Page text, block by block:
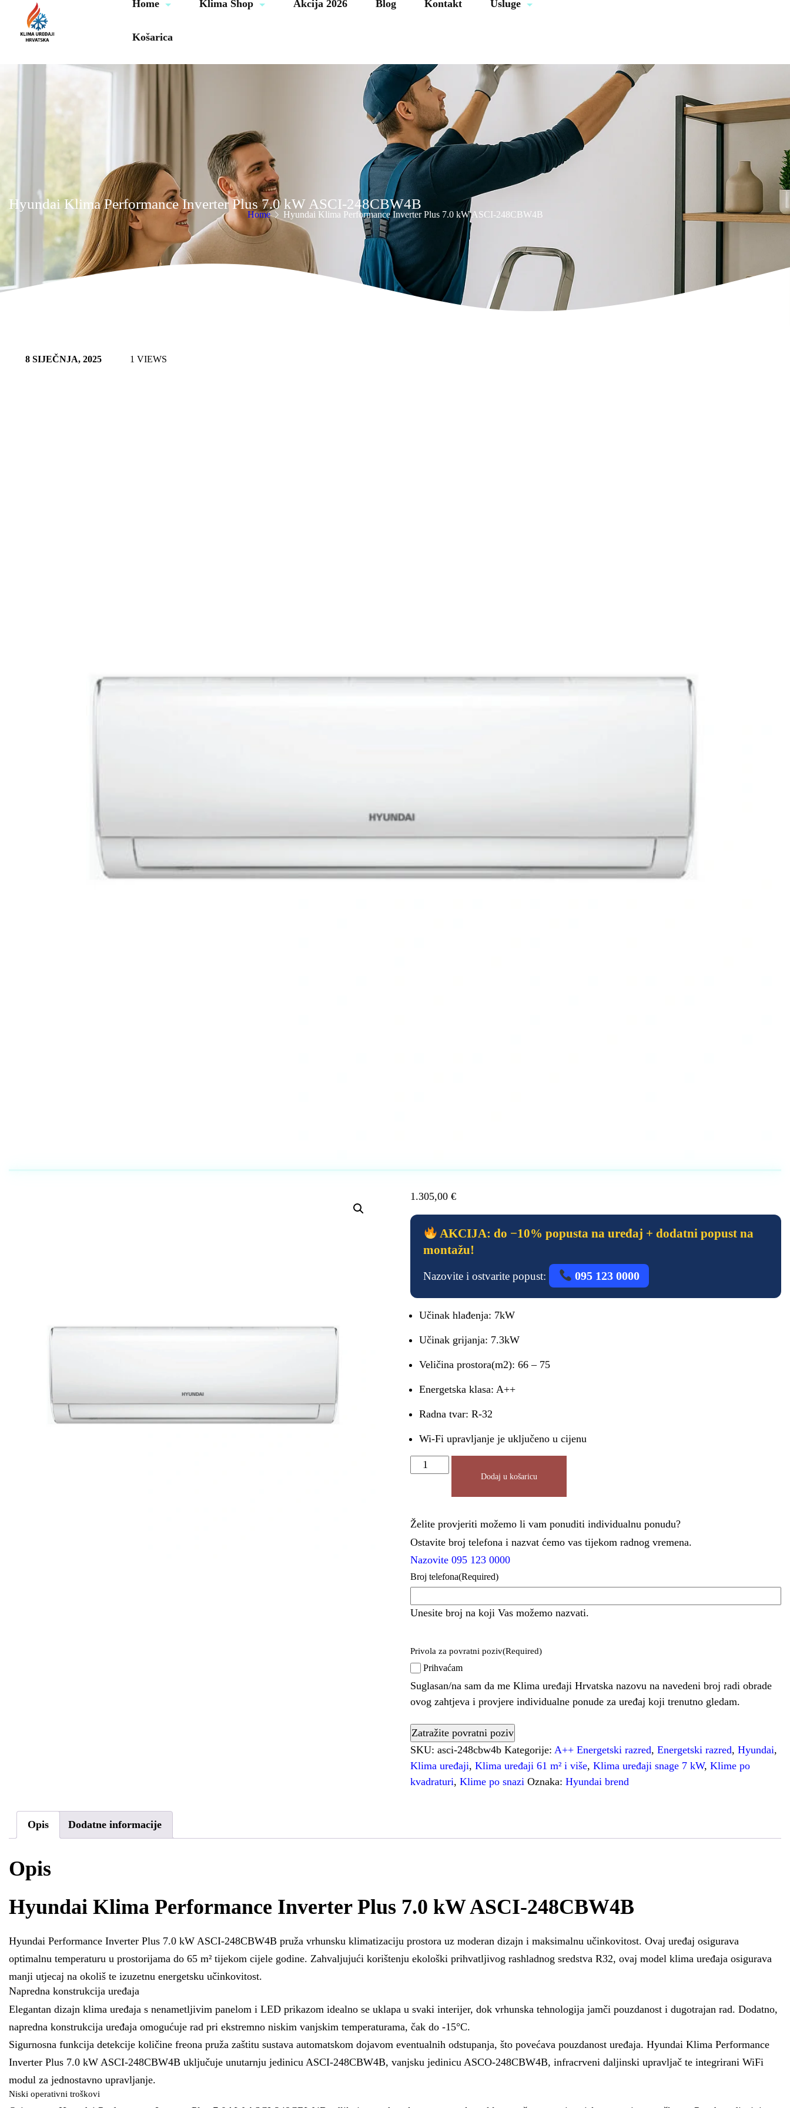
Home Klima Shop Akcija 2026 Blog Kontakt Usluge
Košarica
0000
Hyundai Klima Performance Inverter Plus 7.0 kW ASCI-248CBW4B
Home Hyundai Klima Performance Inverter Plus 7.0 kW ASCI-248CBW4B
8 SIJEČNJA, 2025 1 VIEWS
1.305,00€
AKCIJA: do −10% popusta na uređaj + dodatni popust na
montažu!
Nazovite i ostvarite popust: 095 123 0000
Učinak hlađenja: 7kW
Učinak grijanja: 7.3kW
Veličina prostora(m2): 66 – 75
Energetska klasa: A++
Radna tvar: R-32
Wi-Fi upravljanje je uključeno u cijenu
Dodaj u košaricu
Želite provjeriti možemo li vam ponuditi individualnu ponudu?
Ostavite broj telefona i nazvat ćemo vas tijekom radnog vremena.
Nazovite 095 123 0000
Broj telefona(Required)
Unesite broj na koji Vas možemo nazvati.
Privola za povratni poziv(Required)
Prihvaćam
Suglasan/na sam da me Klima uređaji Hrvatska nazovu na navedeni broj radi obrade
ovog zahtjeva i provjere individualne ponude za uređaj koji trenutno gledam.
SKU:asci-248cbw4b Kategorije:A++ Energetski razred,Energetski razred,Hyundai,
Klima uređaji,Klima uređaji 61 m² i više,Klima uređaji snage 7 kW,Klime po
kvadraturi,Klime po snazi Oznaka:Hyundai brend
Opis Dodatne informacije
Opis
Hyundai Klima Performance Inverter Plus 7.0 kW ASCI-248CBW4B
Hyundai Performance Inverter Plus 7.0 kW ASCI-248CBW4B pruža vrhunsku klimatizaciju prostora uz moderan dizajn i maksimalnu učinkovitost. Ovaj uređaj osigurava
optimalnu temperaturu u prostorijama do 65 m² tijekom cijele godine. Zahvaljujući korištenju ekološki prihvatljivog rashladnog sredstva R32, ovaj model klima uređaja osigurava
manji utjecaj na okoliš te izuzetnu energetsku učinkovitost.
Napredna konstrukcija uređaja
Elegantan dizajn klima uređaja s nenametljivim panelom i LED prikazom idealno se uklapa u svaki interijer, dok vrhunska tehnologija jamči pouzdanost i dugotrajan rad. Dodatno,
napredna konstrukcija uređaja omogućuje rad pri ekstremno niskim vanjskim temperaturama, čak do -15°C.
Sigurnosna funkcija detekcije količine freona pruža zaštitu sustava automatskom dojavom eventualnih odstupanja, što povećava pouzdanost uređaja. Hyundai Klima Performance
Inverter Plus 7.0 kW ASCI-248CBW4B uključuje unutarnju jedinicu ASCI-248CBW4B, vanjsku jedinicu ASCO-248CBW4B, infracrveni daljinski upravljač te integrirani WiFi
modul za jednostavno upravljanje.
Niski operativni troškovi